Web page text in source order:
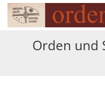
Zum Inhalt springen
Orden und